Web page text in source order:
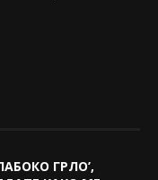
ГРЛО’,